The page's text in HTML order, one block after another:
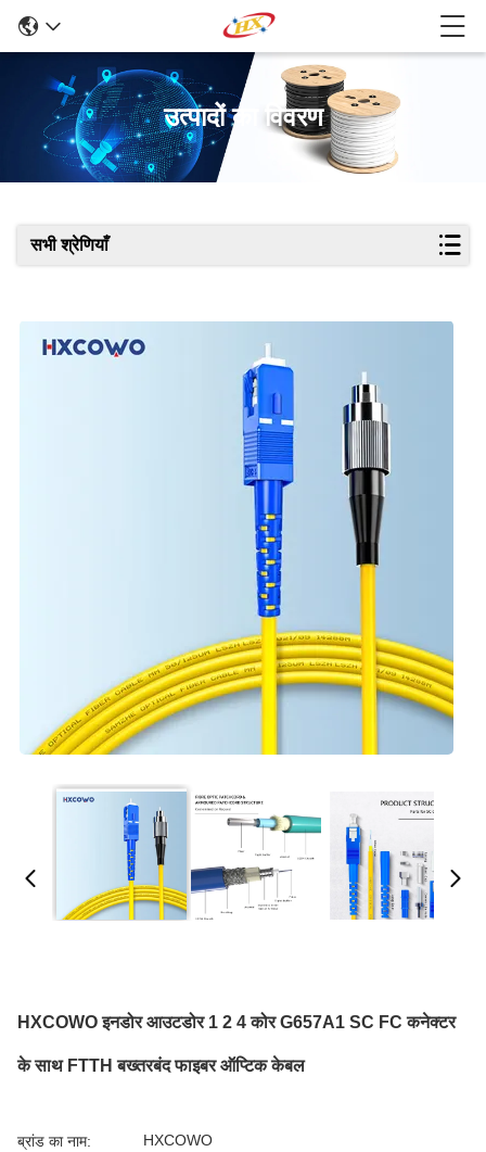
उत्पादों का विवरण
सभी श्रेणियाँ
HXCOWO इनडोर आउटडोर 1 2 4 कोर G657A1 SC FC कनेक्टर
के साथ FTTH बख्तरबंद फाइबर ऑप्टिक केबल
ब्रांड का नाम: HXCOWO